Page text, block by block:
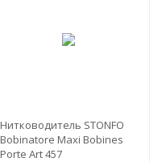
Нитководитель STONFO
Bobinatore Maxi Bobines
Porte Art 457